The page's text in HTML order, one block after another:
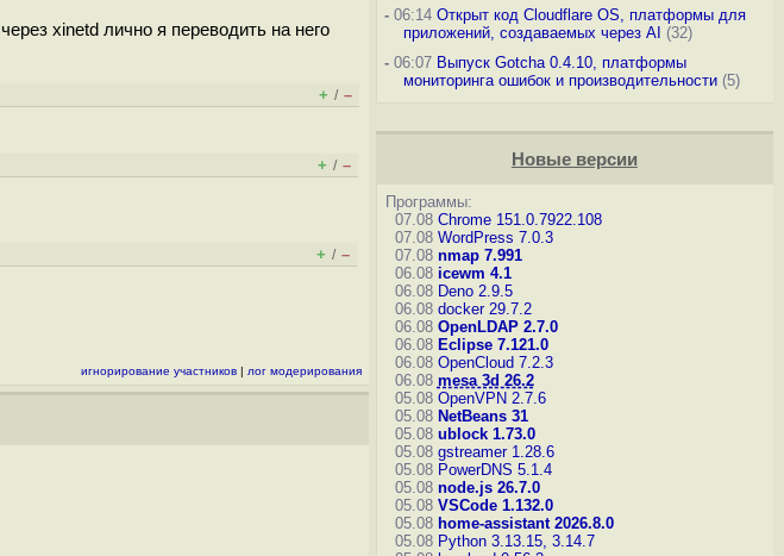
xinetd лично я переводить на него
+ / –
+ / –
+ / –
игнорирование участников | лог модерирования
-06:14 Открыт код Cloudflare OS, платформы для
приложений, создаваемых через AI (32)
-06:07 Выпуск Gotcha 0.4.10, платформы
мониторинга ошибок и производительности(5)
Новые версии
Программы:
07.08 Chrome 151.0.7922.108
07.08 WordPress 7.0.3
07.08 nmap 7.991
06.08 icewm 4.1
06.08 Deno 2.9.5
06.08 docker 29.7.2
06.08 OpenLDAP 2.7.0
06.08 Eclipse 7.121.0
06.08 OpenCloud 7.2.3
06.08 mesa 3d 26.2
05.08 OpenVPN 2.7.6
05.08 NetBeans 31
05.08 ublock 1.73.0
05.08 gstreamer 1.28.6
05.08 PowerDNS 5.1.4
05.08 node.js 26.7.0
05.08 VSCode 1.132.0
05.08 home-assistant 2026.8.0
05.08 Python 3.13.15, 3.14.7